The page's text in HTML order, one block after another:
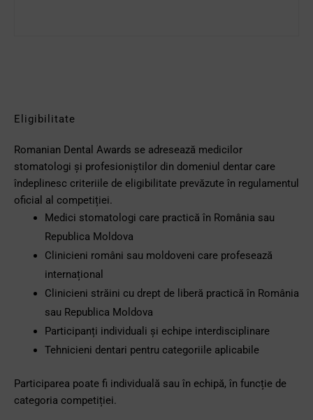
Eligibilitate
Romanian Dental Awards se adresează medicilor
stomatologi și profesioniștilor din domeniul dentar care
îndeplinesc criteriile de eligibilitate prevăzute în regulamentul
oficial al competiției.
Medici stomatologi care practică în România sau
Republica Moldova
Clinicieni români sau moldoveni care profesează
internațional
Clinicieni străini cu drept de liberă practică în România
sau Republica Moldova
Participanți individuali și echipe interdisciplinare
Tehnicieni dentari pentru categoriile aplicabile
Participarea poate fi individuală sau în echipă, în funcție de
categoria competiției.